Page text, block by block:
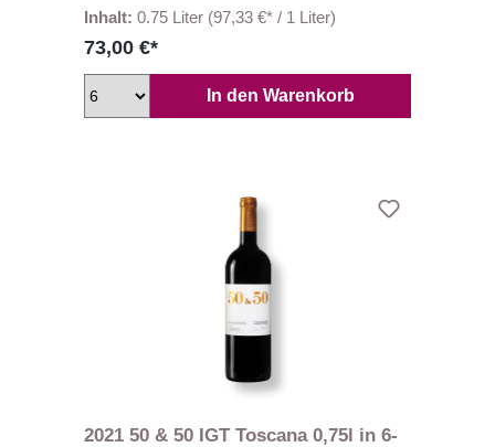
Inhalt: 0.75 Liter (97,33 €* / 1 Liter)
73,00 €*
In den Warenkorb
2021 50 & 50 IGT Toscana 0,75l in 6-